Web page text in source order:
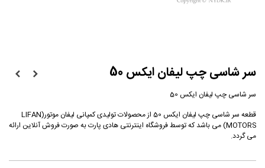
سر شاسی چپ لیفان ایکس 50
سر شاسی چپ لیفان ایکس 50
قطعه سر شاسی چپ لیفان ایکس 50 از محصولات تولیدی کمپانی لیفان موتور(LIFAN
MOTORS) می باشد که توسط فروشگاه اینترنتی هادی پارت به صورت فروش آنلاین ارائه
می گردد.